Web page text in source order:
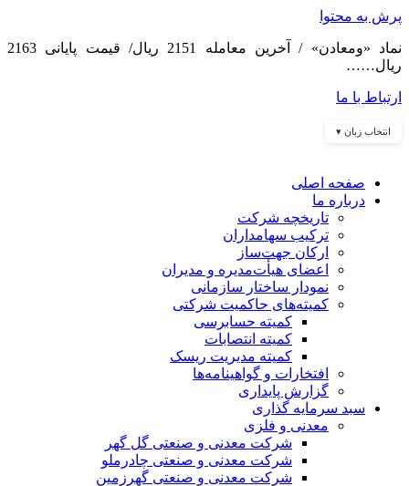
پرش به محتوا
نماد «ومعادن» / آخرین معامله 2151 ریال/ قیمت پایانی 2163
ریال……
ارتباط با ما
انتخاب زبان ▾
صفحه اصلی
درباره ما
تاریخچه شرکت
ترکیب سهامداران
ارکان جهت‌ساز
اعضای هیأت‌مدیره و مدیران
نمودار ساختار سازمانی
کمیته‌های حاکمیت شرکتی
کمیته حسابرسی
کمیته انتصابات
کمیته مدیریت ریسک
افتخارات و گواهینامه‌ها
گزارش پایداری
سبد سرمایه گذاری
معدنی و فلزی
شرکت معدنی و صنعتی گل گهر
شرکت معدنی و صنعتی چادرملو
شرکت معدنی و صنعتی گهرزمین